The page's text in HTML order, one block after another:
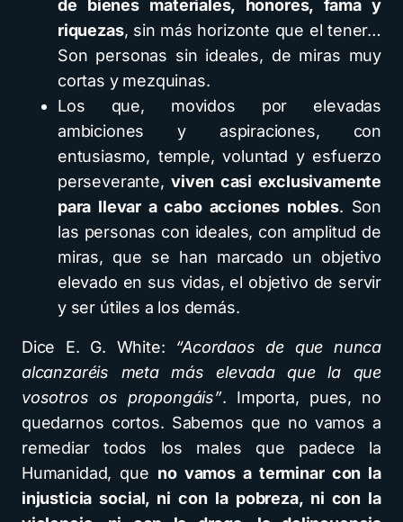
de bienes materiales, honores, fama y
riquezas, sin más horizonte que el tener…
Son personas sin ideales, de miras muy
cortas y mezquinas.
Los que, movidos por elevadas
ambiciones y aspiraciones, con
entusiasmo, temple, voluntad y esfuerzo
perseverante,viven casi exclusivamente
para llevar a cabo acciones nobles. Son
las personas con ideales, con amplitud de
miras, que se han marcado un objetivo
elevado en sus vidas, el objetivo de servir
y ser útiles a los demás.
Dice E. G. White: “Acordaos de que nunca
alcanzaréis meta más elevada que la que
vosotros os propongáis”. Importa, pues, no
quedarnos cortos. Sabemos que no vamos a
remediar todos los males que padece la
Humanidad, que no vamos a terminar con la
injusticia social, ni con la pobreza, ni con la